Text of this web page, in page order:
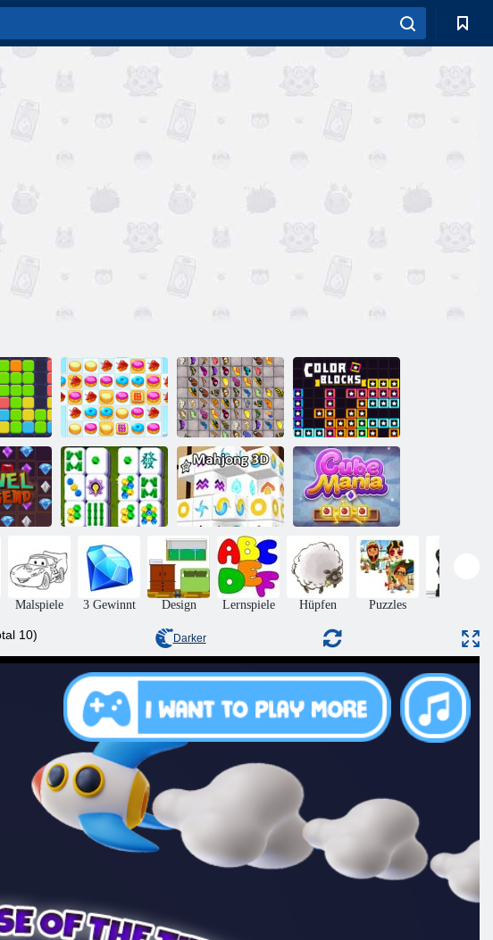
Cookie Crush 2
Schmetterlings
Kyodai HD
Farbblöcke
Mahjong
Geschichte
Mahjong 3d Würfel Manie
Malspiele 3 Gewinnt Design Lernspiele Hüpfen Puzzles
10) Darker